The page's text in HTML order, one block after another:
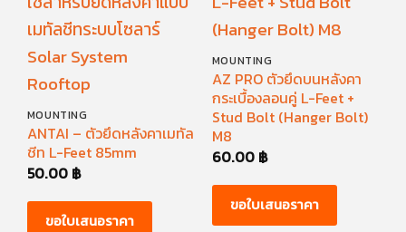
MOUNTING
ANTAI – ตัวยึดหลังคาเมทัล
ชีท L-Feet 85mm
50.00 ฿
ขอใบเสนอราคา
MOUNTING
AZ PRO ตัวยึดบนหลังคา
กระเบื้องลอนคู่ L-Feet +
Stud Bolt (Hanger Bolt)
M8
60.00 ฿
ขอใบเสนอราคา